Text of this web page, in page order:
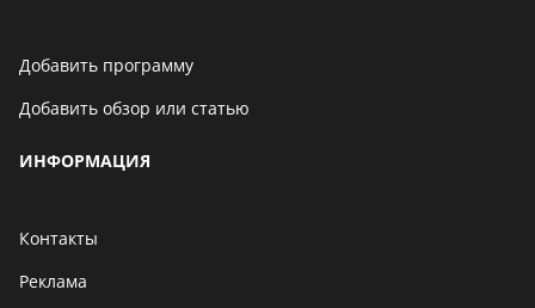
Добавить программу
Добавить обзор или статью
ИНФОРМАЦИЯ
Контакты
Реклама